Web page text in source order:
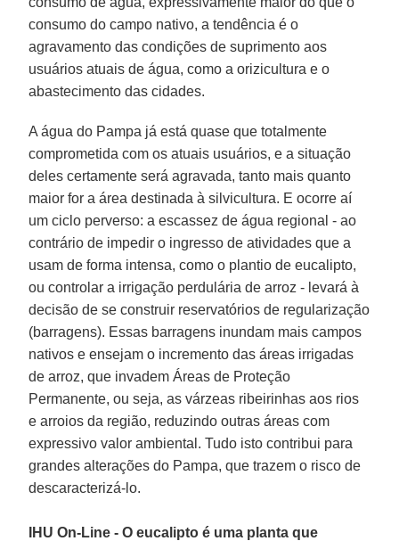
consumo do campo nativo, a tendência é o
agravamento das condições de suprimento aos
usuários atuais de água, como a orizicultura e o
abastecimento das cidades.
A água do Pampa já está quase que totalmente
comprometida com os atuais usuários, e a situação
deles certamente será agravada, tanto mais quanto
maior for a área destinada à silvicultura. E ocorre aí
um ciclo perverso: a escassez de água regional - ao
contrário de impedir o ingresso de atividades que a
usam de forma intensa, como o plantio de eucalipto,
ou controlar a irrigação perdulária de arroz - levará à
decisão de se construir reservatórios de regularização
(barragens). Essas barragens inundam mais campos
nativos e ensejam o incremento das áreas irrigadas
de arroz, que invadem Áreas de Proteção
Permanente, ou seja, as várzeas ribeirinhas aos rios
e arroios da região, reduzindo outras áreas com
expressivo valor ambiental. Tudo isto contribui para
grandes alterações do Pampa, que trazem o risco de
descaracterizá-lo.
IHU On-Line - O eucalipto é uma planta que